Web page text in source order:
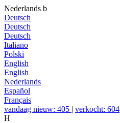
Nederlands b
Deutsch
Deutsch
Deutsch
Italiano
Polski
English
English
Nederlands
Español
Français
vandaag nieuw: 405 | verkocht: 604
H